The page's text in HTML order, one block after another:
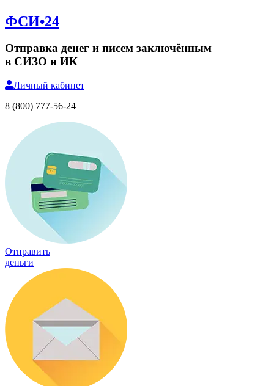
ФСИ•24
Отправка денег и писем заключённым
в СИЗО и ИК
Личный кабинет
8 (800) 777-56-24
Отправить
деньги